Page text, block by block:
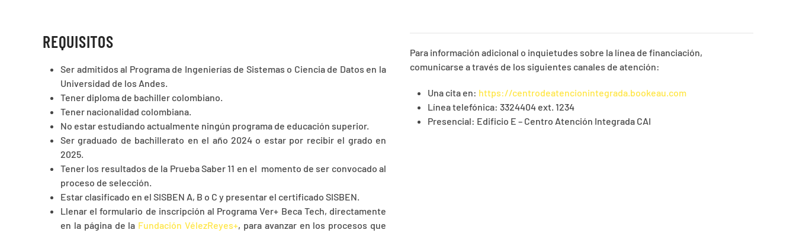
REQUISITOS
Ser admitidos al Programa de Ingenierías de Sistemas o Ciencia de Datos en la
Universidad de los Andes.
Tener diploma de bachiller colombiano.
Tener nacionalidad colombiana.
No estar estudiando actualmente ningún programa de educación superior.
Ser graduado de bachillerato en el año 2024 o estar por recibir el grado en
2025.
Tener los resultados de la Prueba Saber 11 en el momento de ser convocado al
proceso de selección.
Estar clasificado en el SISBEN A, B o C y presentar el certificado SISBEN.
Llenar el formulario de inscripción al Programa Ver+ Beca Tech, directamente
en la página de la Fundación VélezReyes+, para avanzar en los procesos que
Para información adicional o inquietudes sobre la línea de financiación,
comunicarse a través de los siguientes canales de atención:
Una cita en: https://centrodeatencionintegrada.bookeau.com
Línea telefónica: 3324404 ext. 1234
Presencial: Edificio E – Centro Atención Integrada CAI